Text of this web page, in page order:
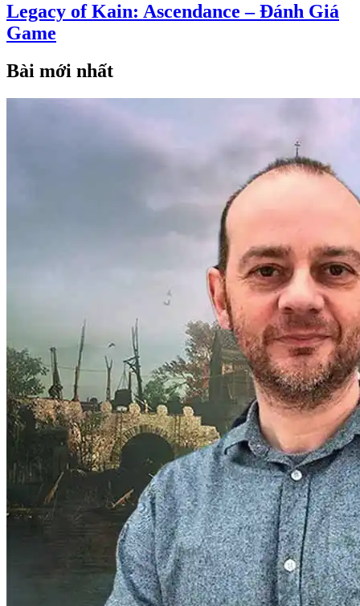
Legacy of Kain: Ascendance – Đánh Giá
Game
Bài mới nhất